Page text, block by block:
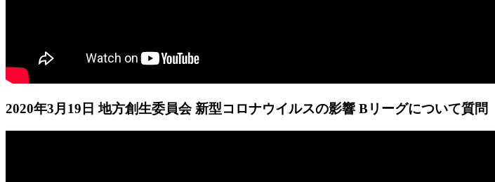
2020年3月19日 地方創生委員会 新型コロナウイルスの影響 Bリーグについて質問